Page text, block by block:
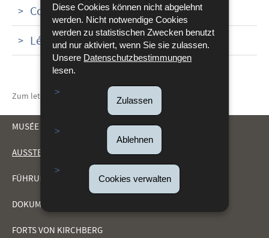
Diese Cookies können nicht abgelehnt
werden. Nicht notwendige Cookies
werden zu statistischen Zwecken benutzt
und nur aktiviert, wenn Sie sie zulassen.
Unsere Datenschutzbestimmungen
lesen.
Zulassen
Ablehnen
Cookies verwalten
Collect10ns 2012-2022
Légionnaires
Zum letzten Mal aktualisiert am 28/02/2023
NAVIGATIONSMENÜ
MUSÉE DRÄI EECHELEN
AUSSTELLUNGEN
FÜHRUNGEN UND AKTIVITÄTEN
DOKUMENTATIONSZENTRUM (CDF)
FORTS VON KIRCHBERG